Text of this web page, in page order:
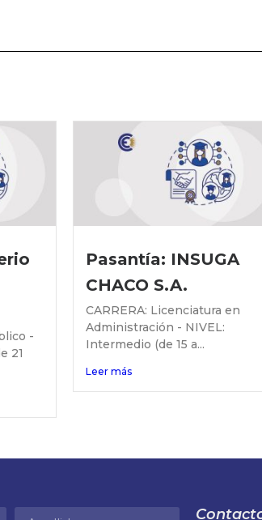
-
21
Pasantía: INSUGA
CHACO S.A.
CARRERA: Licenciatura en
Administración - NIVEL:
Intermedio (de 15 a...
Leer más